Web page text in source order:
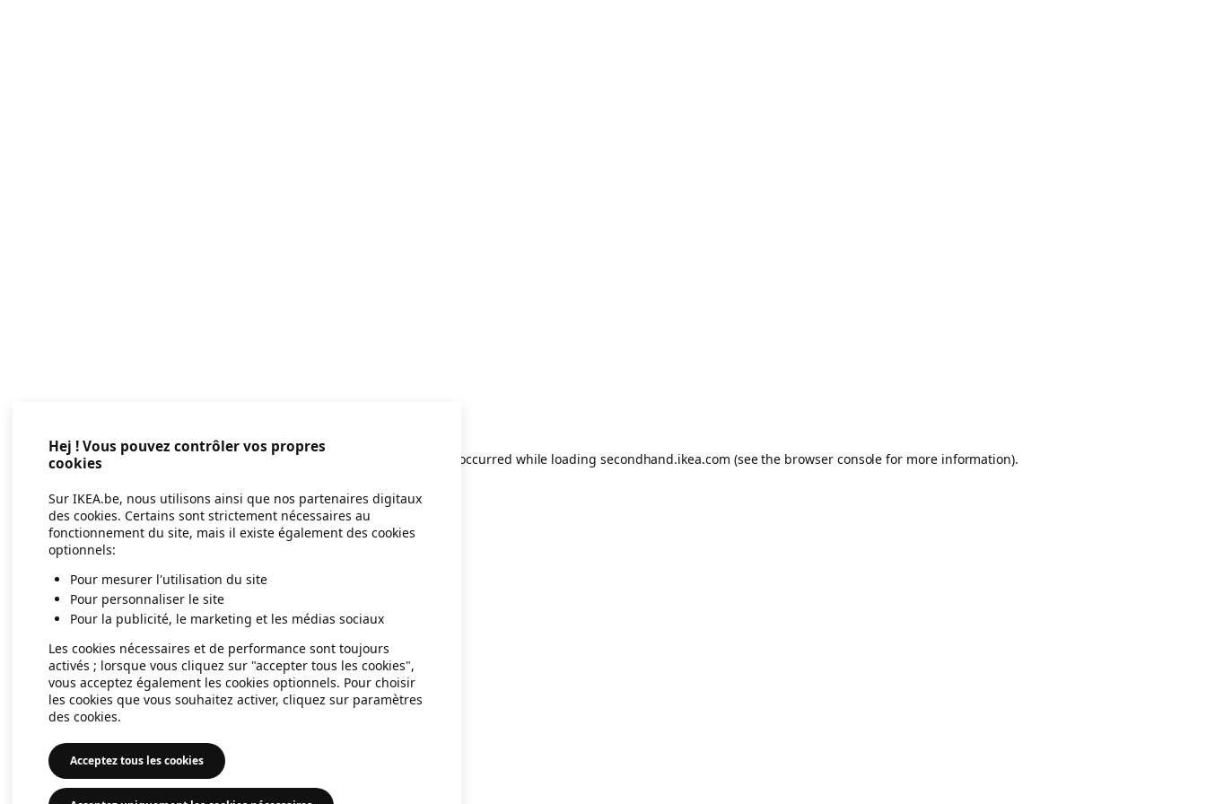
Application error: a client-side exception has occurred while loading secondhand.ikea.com (see the browser console for more information).
Hej ! Vous pouvez contrôler vos propres
cookies
Sur IKEA.be, nous utilisons ainsi que nos partenaires digitaux
des cookies. Certains sont strictement nécessaires au
fonctionnement du site, mais il existe également des cookies
optionnels:
Pour mesurer l'utilisation du site
Pour personnaliser le site
Pour la publicité, le marketing et les médias sociaux
Les cookies nécessaires et de performance sont toujours
activés ; lorsque vous cliquez sur "accepter tous les cookies",
vous acceptez également les cookies optionnels. Pour choisir
les cookies que vous souhaitez activer, cliquez sur paramètres
des cookies.
Acceptez tous les cookies